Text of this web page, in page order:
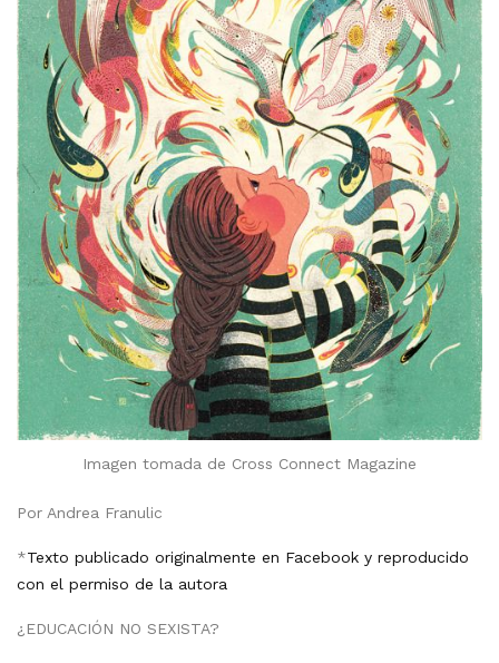
Imagen tomada de Cross Connect Magazine
Por Andrea Franulic
*Texto publicado originalmente en Facebook y reproducido
con el permiso de la autora
¿EDUCACIÓN NO SEXISTA?